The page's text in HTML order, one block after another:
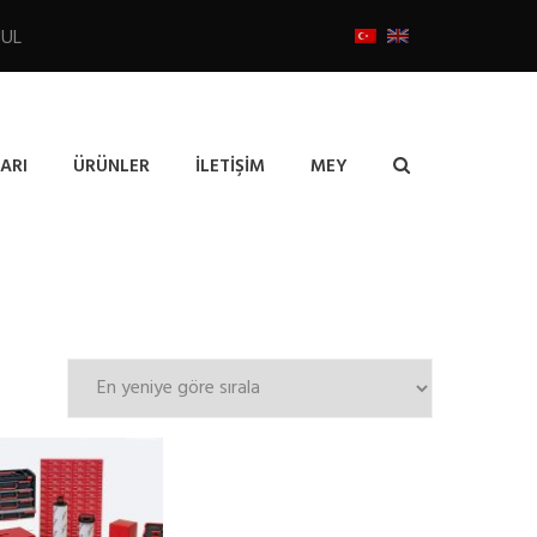
ÜRÜNLER İLETIŞIM MEY